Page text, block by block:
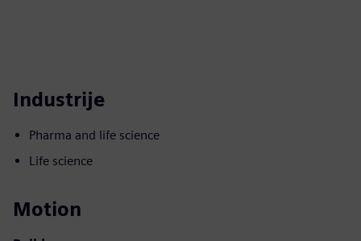
Industrije
Pharma and life science
Life science
Motion